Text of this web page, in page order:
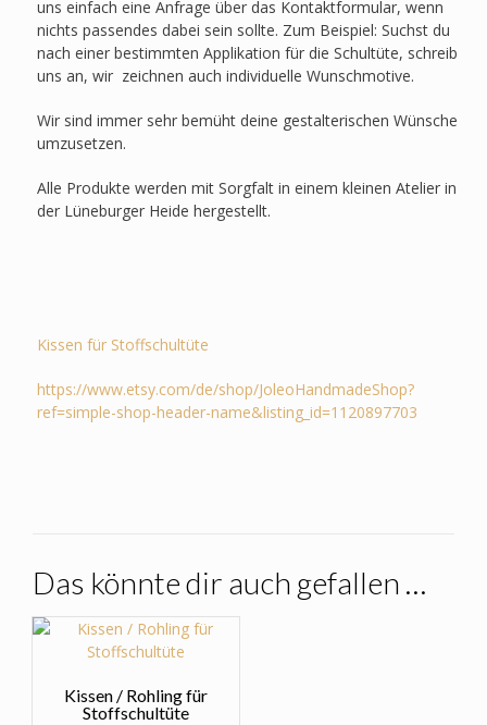
uns einfach eine Anfrage über das Kontaktformular, wenn
nichts passendes dabei sein sollte. Zum Beispiel: Suchst du
nach einer bestimmten Applikation für die Schultüte, schreib
uns an, wir zeichnen auch individuelle Wunschmotive.
Wir sind immer sehr bemüht deine gestalterischen Wünsche
umzusetzen.
Alle Produkte werden mit Sorgfalt in einem kleinen Atelier in
der Lüneburger Heide hergestellt.
Kissen für Stoffschultüte
https://www.etsy.com/de/shop/JoleoHandmadeShop?
ref=simple-shop-header-name&listing_id=1120897703
Das könnte dir auch gefallen …
Kissen / Rohling für
Stoffschultüte